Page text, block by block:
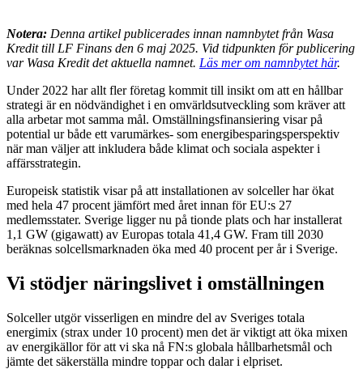
Notera: Denna artikel publicerades innan namnbytet från Wasa
Kredit till LF Finans den 6 maj 2025. Vid tidpunkten för publicering
var Wasa Kredit det aktuella namnet. Läs mer om namnbytet här.
Under 2022 har allt fler företag kommit till insikt om att en hållbar
strategi är en nödvändighet i en omvärldsutveckling som kräver att
alla arbetar mot samma mål. Omställningsfinansiering visar på
potential ur både ett varumärkes- som energibesparingsperspektiv
när man väljer att inkludera både klimat och sociala aspekter i
affärsstrategin.
Europeisk statistik visar på att installationen av solceller har ökat
med hela 47 procent jämfört med året innan för EU:s 27
medlemsstater. Sverige ligger nu på tionde plats och har installerat
1,1 GW (gigawatt) av Europas totala 41,4 GW. Fram till 2030
beräknas solcellsmarknaden öka med 40 procent per år i Sverige.
Vi stödjer näringslivet i omställningen
Solceller utgör visserligen en mindre del av Sveriges totala
energimix (strax under 10 procent) men det är viktigt att öka mixen
av energikällor för att vi ska nå FN:s globala hållbarhetsmål och
jämte det säkerställa mindre toppar och dalar i elpriset.